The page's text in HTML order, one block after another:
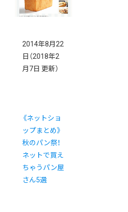
2014年8月22
日 （2018年2
月7日 更新）
《ネットショ
ップまとめ》
秋のパン祭！
ネットで買え
ちゃうパン屋
さん5選